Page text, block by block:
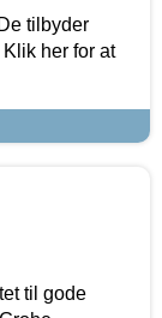
tilbyder
her for at
til gode